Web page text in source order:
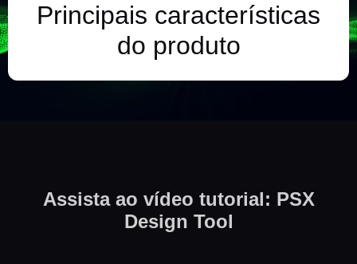
Principais características
do produto
Assista ao vídeo tutorial: PSX
Design Tool